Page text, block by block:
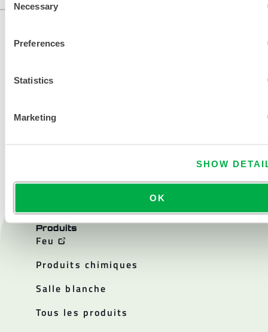
Selection
Necessary
Preferences
Statistics
Marketing
SHOW
OK
Produits
Feu
Produits chimiques
Salle blanche
Tous les produits